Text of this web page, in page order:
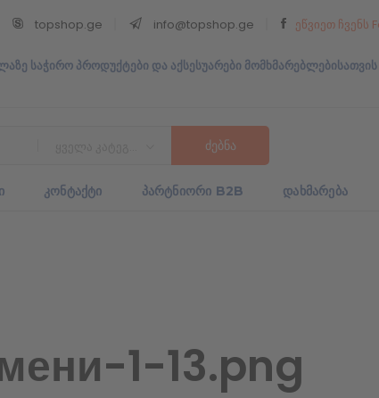
topshop.ge info@topshop.ge ეწვიეთ
საჭირო პროდუქტები და აქსესუარები
ᲙᲝᲜᲢᲐᲥᲢᲘ ᲞᲐᲠᲢᲜᲘᲝᲠᲘ B2B ᲓᲐᲮᲛᲐᲠᲔᲑᲐ
1-13.png